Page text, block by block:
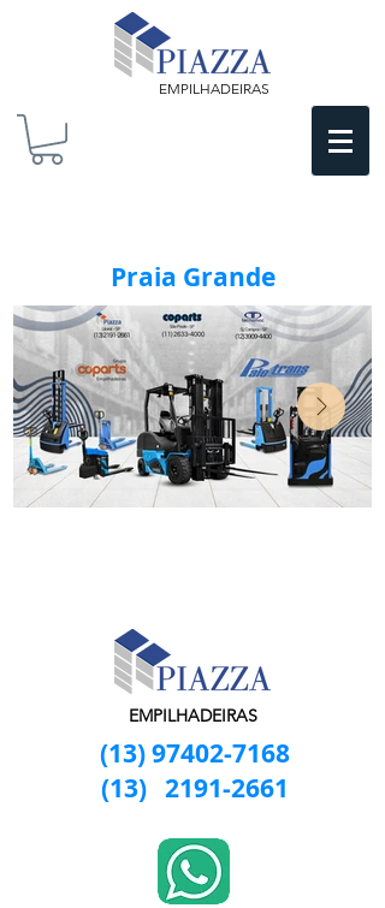
EMPILHADEIRAS
Praia Grande
EMPILHADEIRAS
(13) 97402-7168
(13) 2191-2661